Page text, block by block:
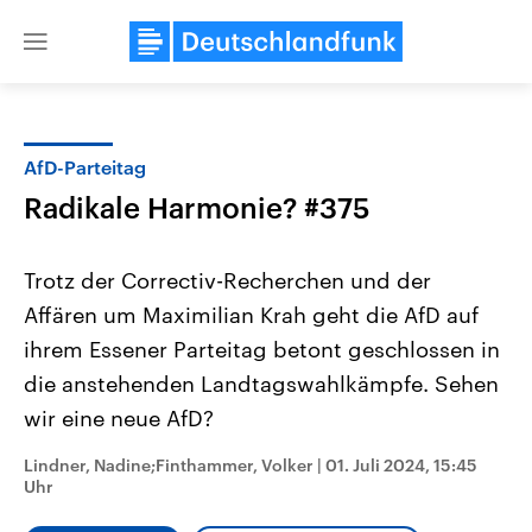
Close
USA
Wirtschaftlich und militärisch
gehören die Vereinigten Staaten zu
mit großem Einfluss auf das
Terrororganisation Hamas
Israel möchte die Hamas
AfD-Parteitag
Radikale Harmonie? #375
Trotz der Correctiv-Recherchen und der
Affären um Maximilian Krah geht die AfD auf
ihrem Essener Parteitag betont geschlossen in
die anstehenden Landtagswahlkämpfe. Sehen
wir eine neue AfD?
Lindner, Nadine;Finthammer, Volker | 01. Juli 2024, 15:45
Uhr